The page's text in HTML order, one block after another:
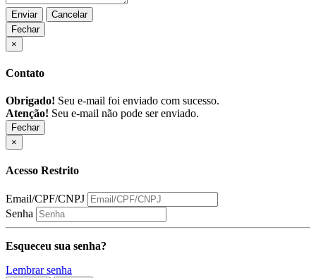
Enviar
Cancelar
Fechar
×
Contato
Obrigado! Seu e-mail foi enviado com sucesso.
Atenção! Seu e-mail não pode ser enviado.
Fechar
×
Acesso Restrito
Email/CPF/CNPJ
Senha
Esqueceu sua senha?
Lembrar senha